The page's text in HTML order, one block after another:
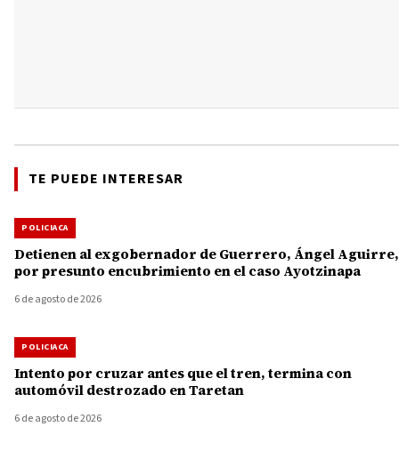
TE PUEDE INTERESAR
POLICIACA
Detienen al exgobernador de Guerrero, Ángel Aguirre,
por presunto encubrimiento en el caso Ayotzinapa
6 de agosto de 2026
POLICIACA
Intento por cruzar antes que el tren, termina con
automóvil destrozado en Taretan
6 de agosto de 2026